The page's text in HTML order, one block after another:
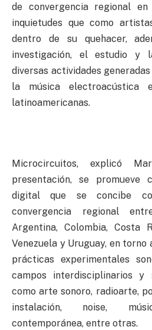
de convergencia regional
inquietudes que como
dentro de su quehacer,
investigación, el estudio y
diversas actividades
la música electroacústica
latinoamericanas.
Microcircuitos, explicó
presentación, se promueve
digital que se concibe
convergencia regional
Argentina, Colombia, Costa
Venezuela y Uruguay, en torno
prácticas experimentales
campos interdisciplinarios y
como arte sonoro, radioarte,
instalación, noise,
contemporánea, entre otras.